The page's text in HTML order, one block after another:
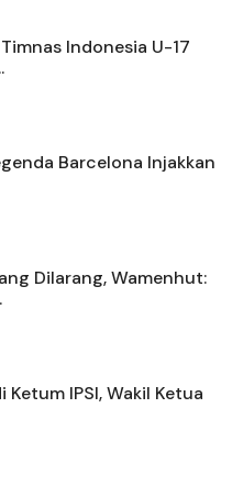
Indonesia U-17
Barcelona Injakkan
Dilarang, Wamenhut:
IPSI, Wakil Ketua